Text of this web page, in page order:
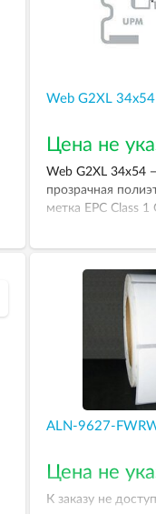
отправлять
идентификации,
RFID-
шт.
Web G2XL 34x54
Цена не
Web G2XL 34x54
прозрачная
метка EPC Class 1
ALN-9627-
Цена не
К заказу не